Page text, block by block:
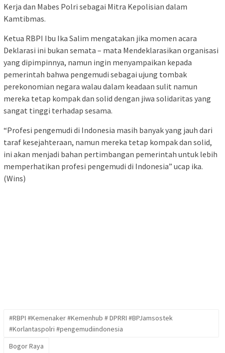
Kerja dan Mabes Polri sebagai Mitra Kepolisian dalam
Kamtibmas.
Ketua RBPI Ibu Ika Salim mengatakan jika momen acara
Deklarasi ini bukan semata – mata Mendeklarasikan organisasi
yang dipimpinnya, namun ingin menyampaikan kepada
pemerintah bahwa pengemudi sebagai ujung tombak
perekonomian negara walau dalam keadaan sulit namun
mereka tetap kompak dan solid dengan jiwa solidaritas yang
sangat tinggi terhadap sesama.
“Profesi pengemudi di Indonesia masih banyak yang jauh dari
taraf kesejahteraan, namun mereka tetap kompak dan solid,
ini akan menjadi bahan pertimbangan pemerintah untuk lebih
memperhatikan profesi pengemudi di Indonesia” ucap ika.
(Wins)
#RBPI #Kemenaker #Kemenhub # DPRRI #BPJamsostek
#Korlantaspolri #pengemudiindonesia
Bogor Raya